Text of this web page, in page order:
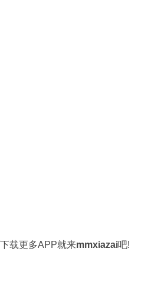
载更多APP就来mmxiazai吧!